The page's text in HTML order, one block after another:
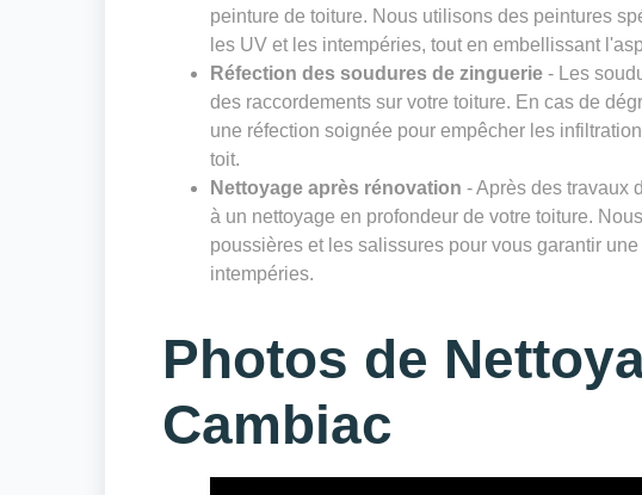
peinture de toiture. Nous utilisons des peintures
les UV et les intempéries, tout en embellissant
Réfection des soudures de zinguerie - Les
des raccordements sur votre toiture. En cas de
une réfection soignée pour empêcher les
toit.
Nettoyage après rénovation - Après des travaux
à un nettoyage en profondeur de votre toiture.
poussières et les salissures pour vous garantir
intempéries.
Photos de
Cambiac